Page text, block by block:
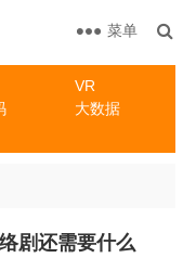
VR
大数据
菜单
剧还需要什么